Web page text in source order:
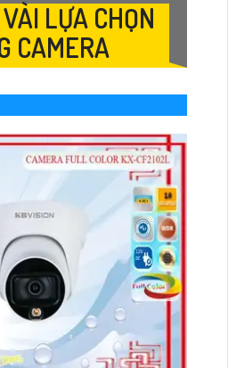
LỰA CHỌN
CAMERA